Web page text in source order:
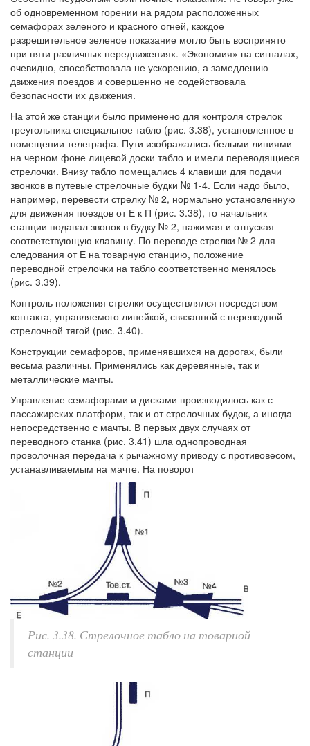
об одновременном горении на рядом расположенных
семафорах зеленого и красного огней, каждое
разрешительное зеленое показание могло быть воспринято
при пяти различных передвижениях. «Экономия» на сигналах,
очевидно, способствовала не ускорению, а замедлению
движения поездов и совершенно не содействовала
безопасности их движения.
На этой же станции было применено для контроля стрелок
треугольника специальное табло (рис. 3.38), установленное в
помещении телеграфа. Пути изображались белыми линиями
на черном фоне лицевой доски табло и имели переводящиеся
стрелочки. Внизу табло помещались 4 клавиши для подачи
звонков в путевые стрелочные будки № 1-4. Если надо было,
например, перевести стрелку № 2, нормально установленную
для движения поездов от Е к П (рис. 3.38), то начальник
станции подавал звонок в будку № 2, нажимая и отпуская
соответствующую клавишу. По переводе стрелки № 2 для
следования от Е на товарную станцию, положение
переводной стрелочки на табло соответственно менялось
(рис. 3.39).
Контроль положения стрелки осуществлялся посредством
контакта, управляемого линейкой, связанной с переводной
стрелочной тягой (рис. 3.40).
Конструкции семафоров, применявшихся на дорогах, были
весьма различны. Применялись как деревянные, так и
металлические мачты.
Управление семафорами и дисками производилось как с
пассажирских платформ, так и от стрелочных будок, а иногда
непосредственно с мачты. В первых двух случаях от
переводного станка (рис. 3.41) шла однопроводная
проволочная передача к рычажному приводу с противовесом,
устанавливаемым на мачте. На поворот
Рис. 3.38. Стрелочное табло на товарной
станции